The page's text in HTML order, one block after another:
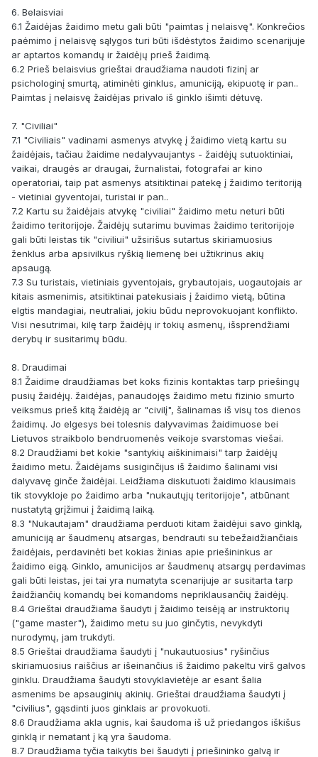
6. Belaisviai
6.1 Žaidėjas žaidimo metu gali būti "paimtas į nelaisvę". Konkrečios
paėmimo į nelaisvę sąlygos turi būti išdėstytos žaidimo scenarijuje
ar aptartos komandų ir žaidėjų prieš žaidimą.
6.2 Prieš belaisvius grieštai draudžiama naudoti fizinį ar
psichologinį smurtą, atiminėti ginklus, amuniciją, ekipuotę ir pan..
Paimtas į nelaisvę žaidėjas privalo iš ginklo išimti dėtuvę.
7. "Civiliai"
7.1 "Civiliais" vadinami asmenys atvykę į žaidimo vietą kartu su
žaidėjais, tačiau žaidime nedalyvaujantys - žaidėjų sutuoktiniai,
vaikai, draugės ar draugai, žurnalistai, fotografai ar kino
operatoriai, taip pat asmenys atsitiktinai patekę į žaidimo teritoriją
- vietiniai gyventojai, turistai ir pan..
7.2 Kartu su žaidėjais atvykę "civiliai" žaidimo metu neturi būti
žaidimo teritorijoje. Žaidėjų sutarimu buvimas žaidimo teritorijoje
gali būti leistas tik "civiliui" užsirišus sutartus skiriamuosius
ženklus arba apsivilkus ryškią liemenę bei užtikrinus akių
apsaugą.
7.3 Su turistais, vietiniais gyventojais, grybautojais, uogautojais ar
kitais asmenimis, atsitiktinai patekusiais į žaidimo vietą, būtina
elgtis mandagiai, neutraliai, jokiu būdu neprovokuojant konflikto.
Visi nesutrimai, kilę tarp žaidėjų ir tokių asmenų, išsprendžiami
derybų ir susitarimų būdu.
8. Draudimai
8.1 Žaidime draudžiamas bet koks fizinis kontaktas tarp priešingų
pusių žaidėjų. žaidėjas, panaudojęs žaidimo metu fizinio smurto
veiksmus prieš kitą žaidėją ar "civilį", šalinamas iš visų tos dienos
žaidimų. Jo elgesys bei tolesnis dalyvavimas žaidimuose bei
Lietuvos straikbolo bendruomenės veikoje svarstomas viešai.
8.2 Draudžiami bet kokie "santykių aiškinimaisi" tarp žaidėjų
žaidimo metu. Žaidėjams susiginčijus iš žaidimo šalinami visi
dalyvavę ginče žaidėjai. Leidžiama diskutuoti žaidimo klausimais
tik stovykloje po žaidimo arba "nukautųjų teritorijoje", atbūnant
nustatytą grįžimui į žaidimą laiką.
8.3 "Nukautajam" draudžiama perduoti kitam žaidėjui savo ginklą,
amuniciją ar šaudmenų atsargas, bendrauti su tebežaidžiančiais
žaidėjais, perdavinėti bet kokias žinias apie priešininkus ar
žaidimo eigą. Ginklo, amunicijos ar šaudmenų atsargų perdavimas
gali būti leistas, jei tai yra numatyta scenarijuje ar susitarta tarp
žaidžiančių komandų bei komandoms nepriklausančių žaidėjų.
8.4 Grieštai draudžiama šaudyti į žaidimo teisėją ar instruktorių
("game master"), žaidimo metu su juo ginčytis, nevykdyti
nurodymų, jam trukdyti.
8.5 Grieštai draudžiama šaudyti į "nukautuosius" ryšinčius
skiriamuosius raiščius ar išeinančius iš žaidimo pakeltu virš galvos
ginklu. Draudžiama šaudyti stovyklavietėje ar esant šalia
asmenims be apsauginių akinių. Grieštai draudžiama šaudyti į
"civilius", gąsdinti juos ginklais ar provokuoti.
8.6 Draudžiama akla ugnis, kai šaudoma iš už priedangos iškišus
ginklą ir nematant į ką yra šaudoma.
8.7 Draudžiama tyčia taikytis bei šaudyti į priešininko galvą ir